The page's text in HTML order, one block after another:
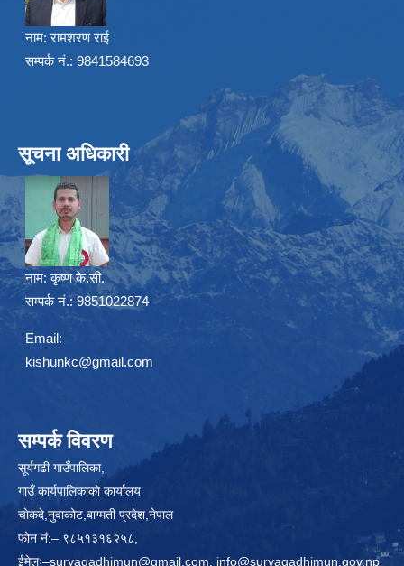
नाम: रामशरण राई
सम्पर्क नं.: 9841584693
सूचना अधिकारी
नाम: कृष्ण के.सी.
सम्पर्क नं.: 9851022874
Email:
kishunkc@gmail.com
सम्पर्क विवरण
सूर्यगढी गाउँपालिका,
गाउँ कार्यपालिकाकाे कार्यालय
चाेकदे,नुवाकोट,बाग्मती प्रदेश,नेपाल
फोन नं:– ९८५१३१६२५८,
ईमेलः–suryagadhimun@gmail.com, info@suryagadhimun.gov.np